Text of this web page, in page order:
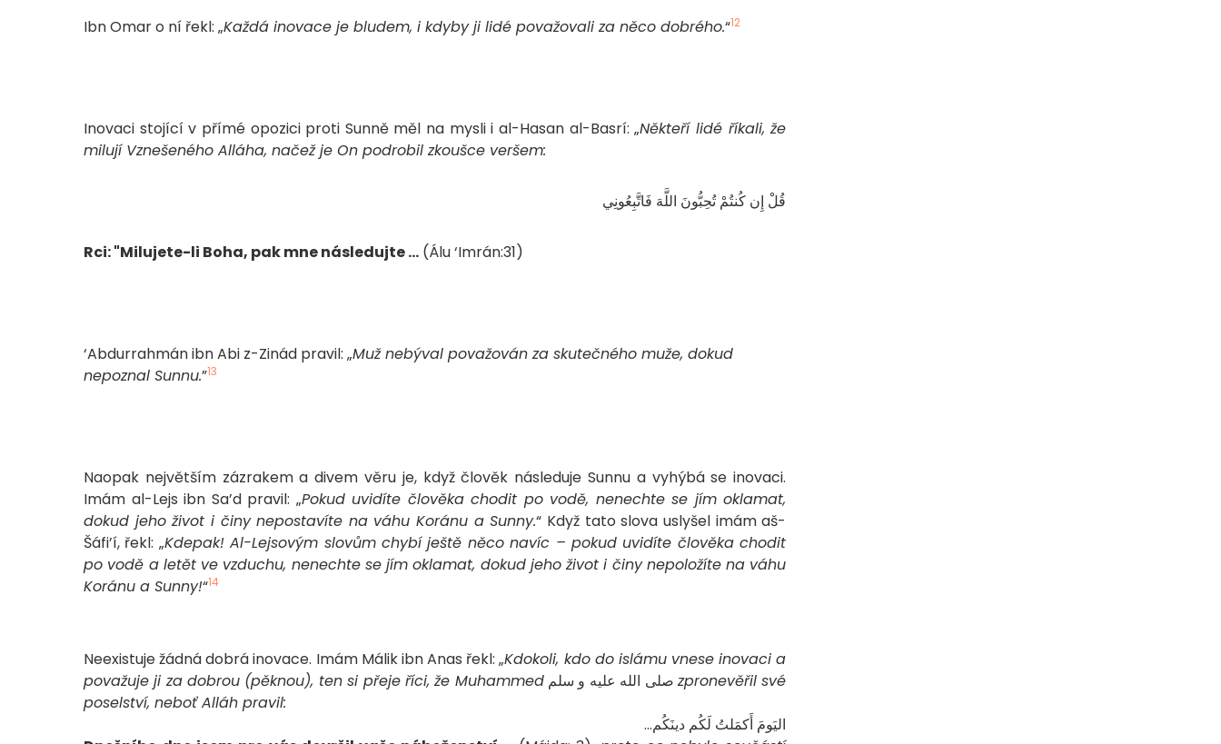
Ibn Omar o ní řekl: „Každá inovace je bludem, i kdyby ji lidé považovali za něco dobrého.“12
Inovaci stojící v přímé opozici proti Sunně měl na mysli i al-Hasan al-Basrí: „Někteří lidé říkali, že
milují Vznešeného Alláha, načež je On podrobil zkoušce veršem:
قُلْ إِن كُنتُمْ تُحِبُّونَ اللَّهَ فَاتَّبِعُونِي
Rci: "Milujete-li Boha, pak mne následujte … (Álu ‘Imrán:31)
‘Abdurrahmán ibn Abi z-Zinád pravil: „Muž nebýval považován za skutečného muže, dokud
nepoznal Sunnu.”13
Naopak největším zázrakem a divem věru je, když člověk následuje Sunnu a vyhýbá se inovaci.
Imám al-Lejs ibn Sa’d pravil: „Pokud uvidíte člověka chodit po vodě, nenechte se jím oklamat,
dokud jeho život i činy nepostavíte na váhu Koránu a Sunny.“ Když tato slova uslyšel imám aš-
Šáfi’í, řekl: „Kdepak! Al-Lejsovým slovům chybí ještě něco navíc – pokud uvidíte člověka chodit
po vodě a letět ve vzduchu, nenechte se jím oklamat, dokud jeho život i činy nepoložíte na váhu
Koránu a Sunny!“14
Neexistuje žádná dobrá inovace. Imám Málik ibn Anas řekl: „Kdokoli, kdo do islámu vnese inovaci a
považuje ji za dobrou (pěknou), ten si přeje říci, že Muhammed
zpronevěřil své
poselství, neboť Alláh pravil:
اليَومَ أَكمَلتُ لَكُم دينَكُم…